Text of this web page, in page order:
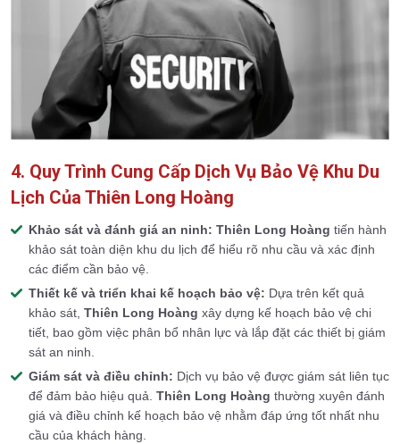
4. Quy Trình Cung Cấp Dịch Vụ Bảo Vệ Khu Du
Lịch Của Thiên Long Hoàng
Khảo sát và đánh giá an ninh: Thiên Long Hoàng tiến hành
khảo sát toàn diện khu du lịch để hiểu rõ nhu cầu và xác định
các điểm cần bảo vệ.
Thiết kế và triển khai kế hoạch bảo vệ: Dựa trên kết quả
khảo sát, Thiên Long Hoàng xây dựng kế hoạch bảo vệ chi
tiết, bao gồm việc phân bổ nhân lực và lắp đặt các thiết bị giám
sát an ninh.
Giám sát và điều chỉnh: Dịch vụ bảo vệ được giám sát liên tục
để đảm bảo hiệu quả. Thiên Long Hoàng thường xuyên đánh
giá và điều chỉnh kế hoạch bảo vệ nhằm đáp ứng tốt nhất nhu
cầu của khách hàng.